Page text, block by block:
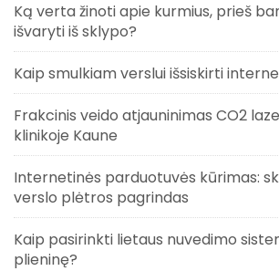
Ką verta žinoti apie kurmius, prieš
išvaryti iš sklypo?
Kaip smulkiam verslui išsiskirti
Frakcinis veido atjauninimas CO2
klinikoje Kaune
Internetinės parduotuvės kūrimas:
verslo plėtros pagrindas
Kaip pasirinkti lietaus nuvedimo
plieninę?